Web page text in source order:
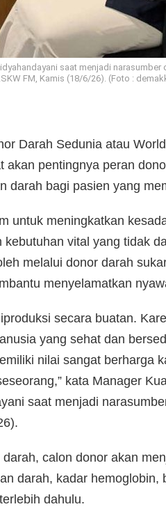
saat menjadi
FM, Kamis (18/6/26). (Foto :
Darah Sedunia atau
akan pentingnya peran
darah bagi pasien yang
untuk meningkatkan
vital yang tidak
melalui donor darah
menyelamatkan
secara buatan.
yang sehat dan
nilai sangat berharga
kata Manager
saat menjadi
calon donor akan
darah, kadar hemoglobin,
dahulu.